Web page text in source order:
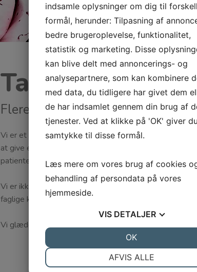
Tandlægehus
Flere specialer under samme tag
Vi er et moderne tandlægehus, der har alle specialer
at give en komplet tandbehandling, der sætter nye
patienter – store som små.
Vi er ikke en del af en kapitalkæde, og kan derfor
faglige kompetencer og professionel tandpleje er i
Vi glæder os til at byde jer velkommen på klinikken.
indsamle oplysninger om dig til
formål, herunder: Tilpasning af
bedre brugeroplevelse, funktionalitet,
statistik og marketing. Disse
kan blive delt med annoncerings- og
analysepartnere, som kan kombinere
med data, du tidligere har givet dem
de har indsamlet gennem din brug af
tjenester. Ved at klikke på 'OK' giver du
samtykke til disse formål.
Læs mere om vores brug af cookies
behandling af persondata på vores
hjemmeside.
VIS DETALJER
AFVIS ALLE
OK